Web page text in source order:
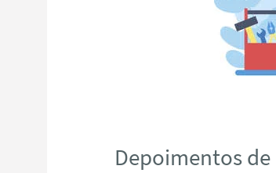
Depoimentos